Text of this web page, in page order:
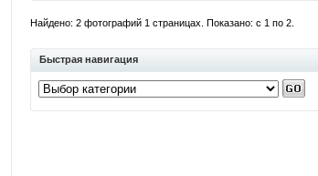
Найдено: 2 фотографий 1 страницах. Показано: с 1 по 2.
Быстрая навигация